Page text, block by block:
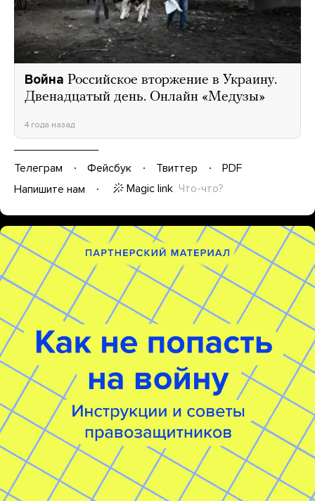
Война Российское вторжение в Украину.
Двенадцатый день. Онлайн «Медузы»
4 года назад
Телеграм Фейсбук Твиттер
PDF
Напишите нам
Magic link Что-что?